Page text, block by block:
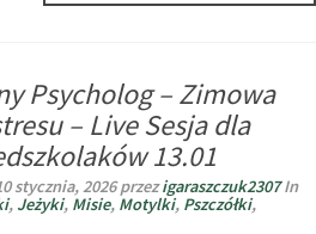
Psycholog – Zimowa
– Live Sesja dla
13.01
stycznia, 2026 przezigaraszczuk2307In
, Jeżyki, Misie, Motylki, Pszczółki,